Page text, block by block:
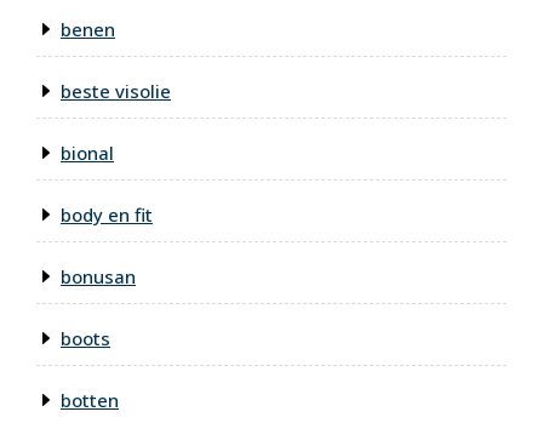
benen
beste visolie
bional
body en fit
bonusan
boots
botten